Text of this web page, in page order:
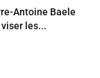
Antoine Baele
les...